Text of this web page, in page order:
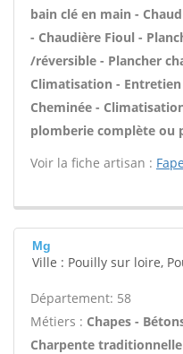
bain clé en main -
- Chaudière Fioul -
/réversible - Plancher
Climatisation -
Cheminée -
plomberie complète ou
Voir la fiche artisan :
Mg
Ville : Pouilly sur loire,
Département: 58
Métiers : Chapes -
Charpente